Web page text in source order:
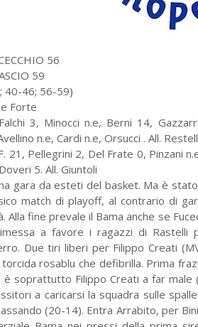
56
59
40-46; 56-59)
Forte
Falchi 3, Minocci n.e, Berni 14,
n.e, Cardi n.e, Orsucci . All.
21, Pellegrini 2, Del Frate 0, Pinzani
5. All. Giuntoli
gara da esteti del basket. Ma è
match di playoff, al contrario di
Alla fine prevale il Bama anche se
a favore i ragazzi di Rastelli
Due tiri liberi per Filippo Creati
rosablu che defibrilla. Prima
è soprattutto Filippo Creati a far
a caricarsi la squadra sulle
(20-14). Entra Arrabito, per